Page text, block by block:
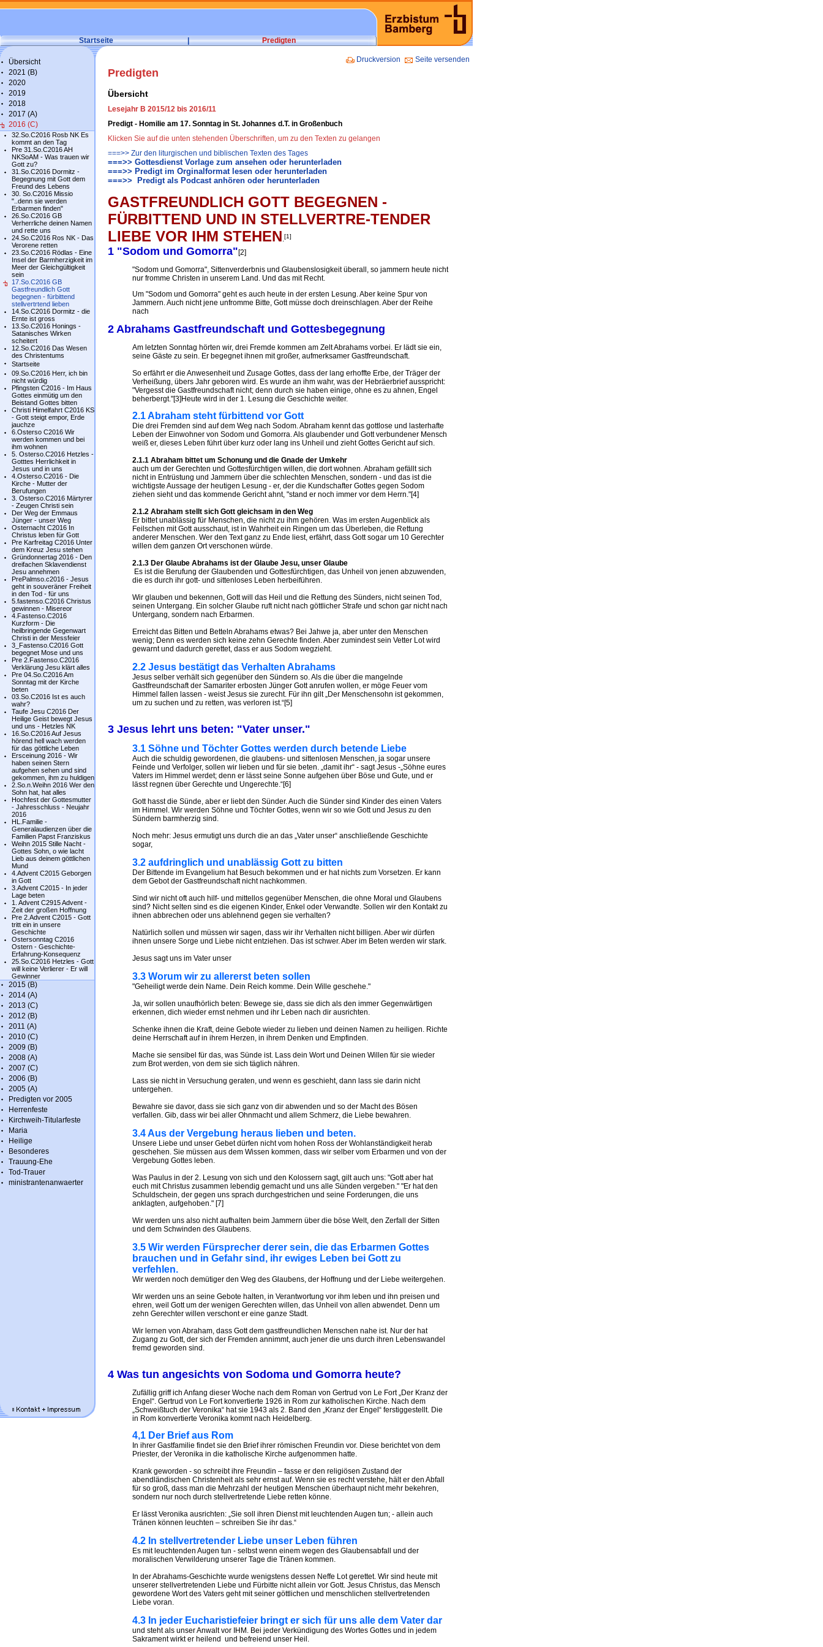
Startseite | Predigten
Übersicht
2021 (B)
2020
2019
2018
2017 (A)
2016 (C)
32.So.C2016 Rosb NK Es
kommt an den Tag
Pre 31.So.C2016 AH
NKSoAM - Was trauen wir
Gott zu?
31.So.C2016 Dormitz -
Begegnung mit Gott dem
Freund des Lebens
30. So.C2016 Missio
"..denn sie werden
Erbarmen finden"
26.So.C2016 GB
Verherrliche deinen Namen
und rette uns
24.So.C2016 Ros NK - Das
Verorene retten
23.So.C2016 Rödlas - Eine
Insel der Barmherzigkeit im
Meer der Gleichgültigkeit
sein
17.So.C2016 GB
Gastfreundlich Gott
begegnen - fürbittend
stellvertrtend lieben
14.So.C2016 Dormitz - die
Ernte ist gross
13.So.C2016 Honings -
Satanisches Wirken
scheitert
12.So.C2016 Das Wesen
des Christentums
Startseite
09.So.C2016 Herr, ich bin
nicht würdig
Pfingsten C2016 - Im Haus
Gottes einmütig um den
Beistand Gottes bitten
Christi Himelfahrt C2016 KS
- Gott steigt empor, Erde
jauchze
6.Osterso C2016 Wir
werden kommen und bei
ihm wohnen
5. Osterso.C2016 Hetzles -
Gotttes Herrlichkeit in
Jesus und in uns
4.Osterso.C2016 - Die
Kirche - Mutter der
Berufungen
3. Osterso.C2016 Märtyrer
- Zeugen Christi sein
Der Weg der Emmaus
Jünger - unser Weg
Osternacht C2016 In
Christus leben für Gott
Pre Karfreitag C2016 Unter
dem Kreuz Jesu stehen
Gründonnertag 2016 - Den
dreifachen Sklavendienst
Jesu annehmen
PrePalmso.c2016 - Jesus
geht in souveräner Freiheit
in den Tod - für uns
5.fastenso.C2016 Christus
gewinnen - Misereor
4.Fastenso.C2016
Kurzform - Die
heilbringende Gegenwart
Christi in der Messfeier
3_Fastenso.C2016 Gott
begegnet Mose und uns
Pre 2.Fastenso.C2016
Verklärung Jesu klärt alles
Pre 04.So.C2016 Am
Sonntag mit der Kirche
beten
03.So.C2016 Ist es auch
wahr?
Taufe Jesu C2016 Der
Heilige Geist bewegt Jesus
und uns - Hetzles NK
16.So.C2016 Auf Jesus
hörend hell wach werden
für das göttliche Leben
Ersceinung 2016 - Wir
haben seinen Stern
aufgehen sehen und sind
gekommen, ihm zu huldigen
2.So.n.Weihn 2016 Wer den
Sohn hat, hat alles
Hochfest der Gottesmutter
- Jahresschluss - Neujahr
2016
HL.Familie -
Generalaudienzen über die
Familien Papst Franziskus
Weihn 2015 Stille Nacht -
Gottes Sohn, o wie lacht
Lieb aus deinem göttlichen
Mund
4.Advent C2015 Geborgen
in Gott
3.Advent C2015 - In jeder
Lage beten
1. Advent C2915 Advent -
Zeit der großen Hoffnung
Pre 2.Advent C2015 - Gott
tritt ein in unsere
Geschichte
Ostersonntag C2016
Ostern - Geschichte-
Erfahrung-Konsequenz
25.So.C2016 Hetzles - Gott
will keine Verlierer - Er will
Gewinner
2015 (B)
2014 (A)
2013 (C)
2012 (B)
2011 (A)
2010 (C)
2009 (B)
2008 (A)
2007 (C)
2006 (B)
2005 (A)
Predigten vor 2005
Herrenfeste
Kirchweih-Titularfeste
Maria
Heilige
Besonderes
Trauung-Ehe
Tod-Trauer
ministrantenanwaerter
Druckversion Seite versenden
Predigten
Übersicht
Lesejahr B 2015/12 bis 2016/11
Predigt - Homilie am 17. Sonntag in St. Johannes d.T. in Großenbuch
Klicken Sie auf die unten stehenden Überschriften, um zu den Texten zu gelangen
===>> Zur den liturgischen und biblischen Texten des Tages
===>> Gottesdienst Vorlage zum ansehen oder herunterladen
===>> Predigt im Orginalformat lesen oder herunterladen
===>> Predigt als Podcast anhören oder herunterladen
GASTFREUNDLICH GOTT BEGEGNEN -
FÜRBITTEND UND IN STELLVERTRE-TENDER
LIEBE VOR IHM STEHEN.[1]
1 "Sodom und Gomorra"[2]
"Sodom und Gomorra", Sittenverderbnis und Glaubenslosigkeit überall, so jammern heute nicht
nur fromme Christen in unserem Land. Und das mit Recht.
Um "Sodom und Gomorra" geht es auch heute in der ersten Lesung. Aber keine Spur von
Jammern. Auch nicht jene unfromme Bitte, Gott müsse doch dreinschlagen. Aber der Reihe
nach
2 Abrahams Gastfreundschaft und Gottesbegegnung
Am letzten Sonntag hörten wir, drei Fremde kommen am Zelt Abrahams vorbei. Er lädt sie ein,
seine Gäste zu sein. Er begegnet ihnen mit großer, aufmerksamer Gastfreundschaft.
So erfährt er die Anwesenheit und Zusage Gottes, dass der lang erhoffte Erbe, der Träger der
Verheißung, übers Jahr geboren wird. Es wurde an ihm wahr, was der Hebräerbrief ausspricht:
"Vergesst die Gastfreundschaft nicht; denn durch sie haben einige, ohne es zu ahnen, Engel
beherbergt."[3]Heute wird in der 1. Lesung die Geschichte weiter.
2.1 Abraham steht fürbittend vor Gott
Die drei Fremden sind auf dem Weg nach Sodom. Abraham kennt das gottlose und lasterhafte
Leben der Einwohner von Sodom und Gomorra. Als glaubender und Gott verbundener Mensch
weiß er, dieses Leben führt über kurz oder lang ins Unheil und zieht Gottes Gericht auf sich.
2.1.1 Abraham bittet um Schonung und die Gnade der Umkehr
auch um der Gerechten und Gottesfürchtigen willen, die dort wohnen. Abraham gefällt sich
nicht in Entrüstung und Jammern über die schlechten Menschen, sondern - und das ist die
wichtigste Aussage der heutigen Lesung - er, der die Kundschafter Gottes gegen Sodom
ziehen sieht und das kommende Gericht ahnt, "stand er noch immer vor dem Herrn."[4]
2.1.2 Abraham stellt sich Gott gleichsam in den Weg
Er bittet unablässig für Menschen, die nicht zu ihm gehören. Was im ersten Augenblick als
Feilschen mit Gott ausschaut, ist in Wahrheit ein Ringen um das Überleben, die Rettung
anderer Menschen. Wer den Text ganz zu Ende liest, erfährt, dass Gott sogar um 10 Gerechter
willen dem ganzen Ort verschonen würde.
2.1.3 Der Glaube Abrahams ist der Glaube Jesu, unser Glaube
Es ist die Berufung der Glaubenden und Gottesfürchtigen, das Unheil von jenen abzuwenden,
die es durch ihr gott- und sittenloses Leben herbeiführen.
Wir glauben und bekennen, Gott will das Heil und die Rettung des Sünders, nicht seinen Tod,
seinen Untergang. Ein solcher Glaube ruft nicht nach göttlicher Strafe und schon gar nicht nach
Untergang, sondern nach Erbarmen.
Erreicht das Bitten und Betteln Abrahams etwas? Bei Jahwe ja, aber unter den Menschen
wenig; Denn es werden sich keine zehn Gerechte finden. Aber zumindest sein Vetter Lot wird
gewarnt und dadurch gerettet, dass er aus Sodom wegzieht.
2.2 Jesus bestätigt das Verhalten Abrahams
Jesus selber verhält sich gegenüber den Sündern so. Als die über die mangelnde
Gastfreundschaft der Samariter erbosten Jünger Gott anrufen wollen, er möge Feuer vom
Himmel fallen lassen - weist Jesus sie zurecht. Für ihn gilt „Der Menschensohn ist gekommen,
um zu suchen und zu retten, was verloren ist.“[5]
3 Jesus lehrt uns beten: "Vater unser."
3.1 Söhne und Töchter Gottes werden durch betende Liebe
Auch die schuldig gewordenen, die glaubens- und sittenlosen Menschen, ja sogar unsere
Feinde und Verfolger, sollen wir lieben und für sie beten. „damit ihr“ - sagt Jesus -„Söhne eures
Vaters im Himmel werdet; denn er lässt seine Sonne aufgehen über Böse und Gute, und er
lässt regnen über Gerechte und Ungerechte.“[6]
Gott hasst die Sünde, aber er liebt den Sünder. Auch die Sünder sind Kinder des einen Vaters
im Himmel. Wir werden Söhne und Töchter Gottes, wenn wir so wie Gott und Jesus zu den
Sündern barmherzig sind.
Noch mehr: Jesus ermutigt uns durch die an das „Vater unser“ anschließende Geschichte
sogar,
3.2 aufdringlich und unablässig Gott zu bitten
Der Bittende im Evangelium hat Besuch bekommen und er hat nichts zum Vorsetzen. Er kann
dem Gebot der Gastfreundschaft nicht nachkommen.
Sind wir nicht oft auch hilf- und mittellos gegenüber Menschen, die ohne Moral und Glaubens
sind? Nicht selten sind es die eigenen Kinder, Enkel oder Verwandte. Sollen wir den Kontakt zu
ihnen abbrechen oder uns ablehnend gegen sie verhalten?
Natürlich sollen und müssen wir sagen, dass wir ihr Verhalten nicht billigen. Aber wir dürfen
ihnen unsere Sorge und Liebe nicht entziehen. Das ist schwer. Aber im Beten werden wir stark.
Jesus sagt uns im Vater unser
3.3 Worum wir zu allererst beten sollen
"Geheiligt werde dein Name. Dein Reich komme. Dein Wille geschehe."
Ja, wir sollen unaufhörlich beten: Bewege sie, dass sie dich als den immer Gegenwärtigen
erkennen, dich wieder ernst nehmen und ihr Leben nach dir ausrichten.
Schenke ihnen die Kraft, deine Gebote wieder zu lieben und deinen Namen zu heiligen. Richte
deine Herrschaft auf in ihrem Herzen, in ihrem Denken und Empfinden.
Mache sie sensibel für das, was Sünde ist. Lass dein Wort und Deinen Willen für sie wieder
zum Brot werden, von dem sie sich täglich nähren.
Lass sie nicht in Versuchung geraten, und wenn es geschieht, dann lass sie darin nicht
untergehen.
Bewahre sie davor, dass sie sich ganz von dir abwenden und so der Macht des Bösen
verfallen. Gib, dass wir bei aller Ohnmacht und allem Schmerz, die Liebe bewahren.
3.4 Aus der Vergebung heraus lieben und beten.
Unsere Liebe und unser Gebet dürfen nicht vom hohen Ross der Wohlanständigkeit herab
geschehen. Sie müssen aus dem Wissen kommen, dass wir selber vom Erbarmen und von der
Vergebung Gottes leben.
Was Paulus in der 2. Lesung von sich und den Kolossern sagt, gilt auch uns: "Gott aber hat
euch mit Christus zusammen lebendig gemacht und uns alle Sünden vergeben." "Er hat den
Schuldschein, der gegen uns sprach durchgestrichen und seine Forderungen, die uns
anklagten, aufgehoben." [7]
Wir werden uns also nicht aufhalten beim Jammern über die böse Welt, den Zerfall der Sitten
und dem Schwinden des Glaubens.
3.5 Wir werden Fürsprecher derer sein, die das Erbarmen Gottes
brauchen und in Gefahr sind, ihr ewiges Leben bei Gott zu
verfehlen.
Wir werden noch demütiger den Weg des Glaubens, der Hoffnung und der Liebe weitergehen.
Wir werden uns an seine Gebote halten, in Verantwortung vor ihm leben und ihn preisen und
ehren, weil Gott um der wenigen Gerechten willen, das Unheil von allen abwendet. Denn um
zehn Gerechter willen verschont er eine ganze Stadt.
Wir lernen von Abraham, dass Gott dem gastfreundlichen Menschen nahe ist. Nur der hat
Zugang zu Gott, der sich der Fremden annimmt, auch jener die uns durch ihren Lebenswandel
fremd geworden sind.
4 Was tun angesichts von Sodoma und Gomorra heute?
Zufällig griff ich Anfang dieser Woche nach dem Roman von Gertrud von Le Fort „Der Kranz der
Engel“. Gertrud von Le Fort konvertierte 1926 in Rom zur katholischen Kirche. Nach dem
„Schweißtuch der Veronika“ hat sie 1943 als 2. Band den „Kranz der Engel“ ferstiggestellt. Die
in Rom konvertierte Veronika kommt nach Heidelberg.
4,1 Der Brief aus Rom
In ihrer Gastfamilie findet sie den Brief ihrer römischen Freundin vor. Diese berichtet von dem
Priester, der Veronika in die katholische Kirche aufgenommen hatte.
Krank geworden - so schreibt ihre Freundin – fasse er den religiösen Zustand der
abendländischen Christenheit als sehr ernst auf. Wenn sie es recht verstehe, hält er den Abfall
für so groß, dass man die Mehrzahl der heutigen Menschen überhaupt nicht mehr bekehren,
sondern nur noch durch stellvertretende Liebe retten könne.
Er lässt Veronika ausrichten: „Sie soll ihren Dienst mit leuchtenden Augen tun; - allein auch
Tränen können leuchten – schreiben Sie ihr das.“
4.2 In stellvertretender Liebe unser Leben führen
Es mit leuchtenden Augen tun - selbst wenn einem wegen des Glaubensabfall und der
moralischen Verwilderung unserer Tage die Tränen kommen.
In der Abrahams-Geschichte wurde wenigstens dessen Neffe Lot gerettet. Wir sind heute mit
unserer stellvertretenden Liebe und Fürbitte nicht allein vor Gott. Jesus Christus, das Mensch
gewordene Wort des Vaters geht mit seiner göttlichen und menschlichen stellvertretenden
Liebe voran.
4.3 In jeder Eucharistiefeier bringt er sich für uns alle dem Vater dar
und steht als unser Anwalt vor IHM. Bei jeder Verkündigung des Wortes Gottes und in jedem
Sakrament wirkt er heilend und befreiend unser Heil.